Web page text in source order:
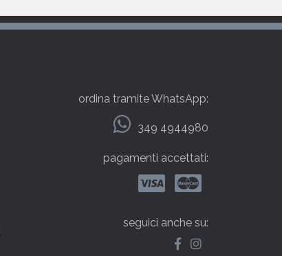
ordina tramite WhatsApp:
349 4944980
pagamenti accettati:
seguici anche su: